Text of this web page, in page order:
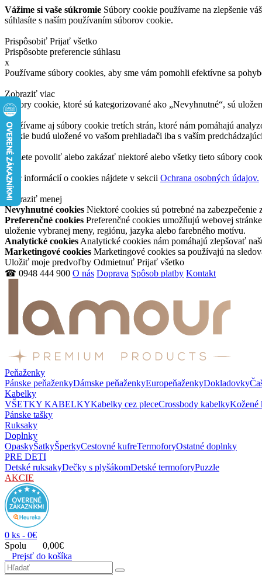
Vážime si vaše súkromie Súbory cookie používame na zlepšenie
súhlasíte s naším používaním súborov cookie.
Prispôsobiť Prijať všetko
Prispôsobte preferencie súhlasu
x
Používame súbory cookies, aby sme vám pomohli efektívne sa
Zobraziť viac
Súbory cookie, ktoré sú kategorizované ako „Nevyhnutné“, sú
Používame aj súbory cookie tretích strán, ktoré nám pomáhajú
cookie budú uložené vo vašom prehliadači iba s vaším
Môžete povoliť alebo zakázať niektoré alebo všetky tieto súbory
Viac informácií o cookies nájdete v sekcii Ochrana osobných údajov.
Zobraziť menej
Nevyhnutné cookies Niektoré cookies sú potrebné na
Preferenčné cookies Preferenčné cookies umožňujú webovej
uloženie vybranej meny, regiónu, jazyka alebo farebného motívu.
Analytické cookies Analytické cookies nám pomáhajú zlepšovať
Marketingové cookies Marketingové cookies sa používajú na
Uložiť moje predvoľby Odmietnuť Prijať všetko
☎ 0948 444 900 O nás Doprava Spôsob platby Kontakt
Peňaženky
Pánske peňaženkyDámske peňaženkyEuropeňaženkyDokladovky
Kabelky
VŠETKY KABELKYKabelky cez pleceCrossbody kabelkyKožené
Pánske tašky
Ruksaky
Doplnky
OpaskyŠatkyŠperkyCestovné kufreTermoforyOstatné doplnky
PRE DETI
Detské ruksakyDečky s plyšákomDetské termoforyPuzzle
AKCIE
0 ks - 0€
Spolu 0,00€
Prejsť do košíka